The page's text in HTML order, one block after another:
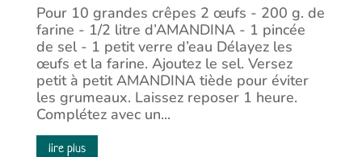
Pour 10 grandes crêpes 2 œufs - 200 g. de
farine - 1/2 litre d’AMANDINA - 1 pincée
de sel - 1 petit verre d’eau Délayez les
œufs et la farine. Ajoutez le sel. Versez
petit à petit AMANDINA tiède pour éviter
les grumeaux. Laissez reposer 1 heure.
Complétez avec un...
lire plus